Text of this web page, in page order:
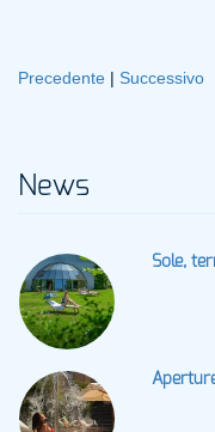
Precedente | Successivo
News
Sole,